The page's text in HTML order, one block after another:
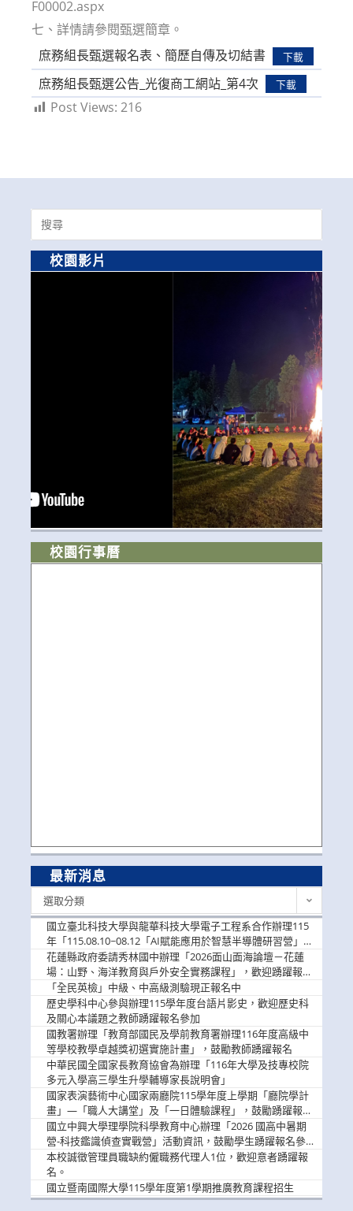
F00002.aspx
七、詳情請參閱甄選簡章。
庶務組長甄選報名表、簡歷自傳及切結書
下載
庶務組長甄選公告_光復商工網站_第4次 下載
Post Views: 216
Search
for:
校園影片
校園行事曆
最新消息
選取分類
國立臺北科技大學與龍華科技大學電子工程系合作辦理115
年「115.08.10~08.12「AI賦能應用於智慧半導體研習營」，
歡迎學生踴躍報名參加
花蓮縣政府委請秀林國中辦理「2026面山面海論壇－花蓮
場：山野、海洋教育與戶外安全實務課程」，歡迎踴躍報名
參加
「全民英檢」中級、中高級測驗現正報名中
歷史學科中心參與辦理115學年度台語片影史，歡迎歷史科
及關心本議題之教師踴躍報名參加
國教署辦理「教育部國民及學前教育署辦理116年度高級中
等學校教學卓越獎初選實施計畫」，鼓勵教師踴躍報名
中華民國全國家長教育協會為辦理「116年大學及技專校院
多元入學高三學生升學輔導家長說明會」
國家表演藝術中心國家兩廳院115學年度上學期「廳院學計
畫」—「職人大講堂」及「一日體驗課程」，鼓勵踴躍報名
參與。
國立中興大學理學院科學教育中心辦理「2026 國高中暑期
營-科技鑑識偵查實戰營」活動資訊，鼓勵學生踴躍報名參
加。
本校誠徵管理員職缺約僱職務代理人1位，歡迎意者踴躍報
名。
國立暨南國際大學115學年度第1學期推廣教育課程招生